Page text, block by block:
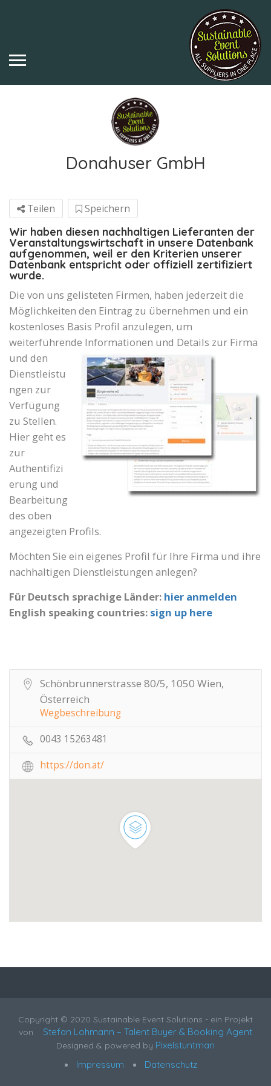
Donahuser GmbH
Teilen Speichern
Wir haben diesen nachhaltigen Lieferanten der
Veranstaltungswirtschaft in unsere Datenbank
aufgenommen, weil er den Kriterien unserer
Datenbank entspricht oder offiziell zertifiziert
wurde.
Die von uns gelisteten Firmen, haben jederzeit die
Möglichkeiten den Eintrag zu übernehmen und ein
kostenloses Basis Profil anzulegen, um
weiterführende Informationen und Details zur Firma
und den
Dienstleistu
ngen zur
Verfügung
zu Stellen.
Hier geht es
zur
Authentifizi
erung und
Bearbeitung
des oben
angezeigten Profils.
Möchten Sie ein eigenes Profil für Ihre Firma und ihre
nachhaltigen Dienstleistungen anlegen?
Für Deutsch sprachige Länder: hier anmelden
English speaking countries: sign up here
Schönbrunnerstrasse 80/5, 1050 Wien,
Österreich
Wegbeschreibung
0043 15263481
https://don.at/
Copyright © 2020 Sustainable Event Solutions - ein Projekt
von
Stefan Lohmann – Talent Buyer & Booking Agent
Designed & powered by Pixelstuntman
Impressum
Datenschutz